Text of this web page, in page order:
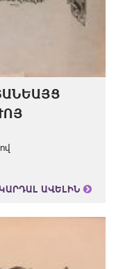
ԱՎԵԼԻՆ